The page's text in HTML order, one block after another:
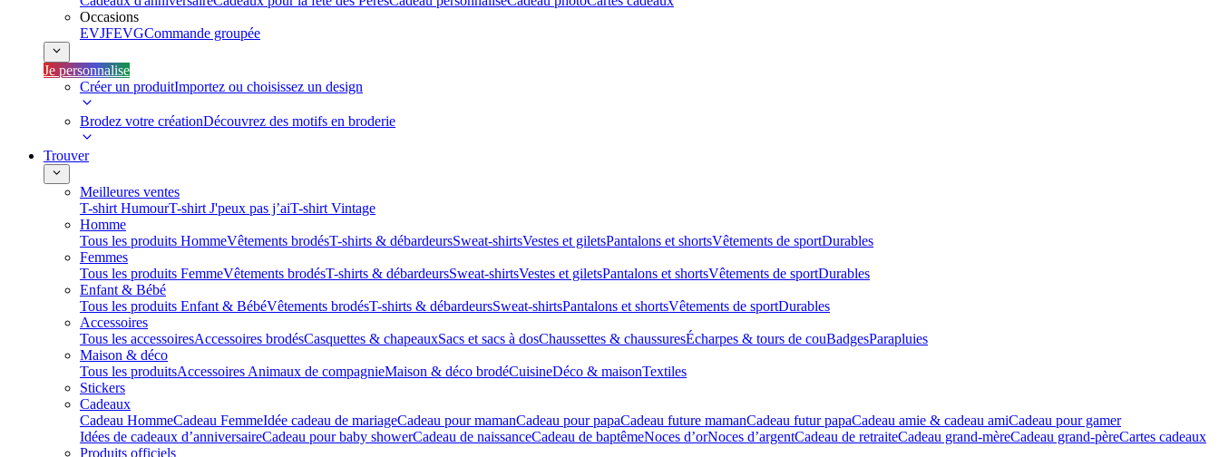
Occasions
EVJFEVGCommande groupée
Je personnalise
Créer un produitImportez ou choisissez un design
Brodez votre créationDécouvrez des motifs en broderie
Trouver
Meilleures ventes
T-shirt HumourT-shirt J'peux pas j’aiT-shirt Vintage
Homme
Tous les produits HommeVêtements brodésT-shirts & débardeursSweat-shirtsVestes et giletsPantalons et shortsVêtements de sportDurables
Femmes
Tous les produits FemmeVêtements brodésT-shirts & débardeursSweat-shirtsVestes et giletsPantalons et shortsVêtements de sportDurables
Enfant & Bébé
Tous les produits Enfant & BébéVêtements brodésT-shirts & débardeursSweat-shirtsPantalons et shortsVêtements de sportDurables
Accessoires
Tous les accessoiresAccessoires brodésCasquettes & chapeauxSacs et sacs à dosChaussettes & chaussuresÉcharpes & tours de couBadgesParapluies
Maison & déco
Tous les produitsAccessoires Animaux de compagnieMaison & déco brodéCuisineDéco & maisonTextiles
Stickers
Cadeaux
Cadeau HommeCadeau FemmeIdée cadeau de mariage​Cadeau pour mamanCadeau pour papaCadeau future mamanCadeau futur papaCadeau amie & cadeau amiCadeau pour gamer
Idées de cadeaux d’anniversaireCadeau pour baby showerCadeau de naissanceCadeau de baptêmeNoces d’orNoces d’argentCadeau de retraiteCadeau grand-mèreCadeau grand-pèreCartes cadeaux
Produits officiels